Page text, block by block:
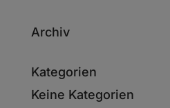
Archiv
Kategorien
Keine Kategorien